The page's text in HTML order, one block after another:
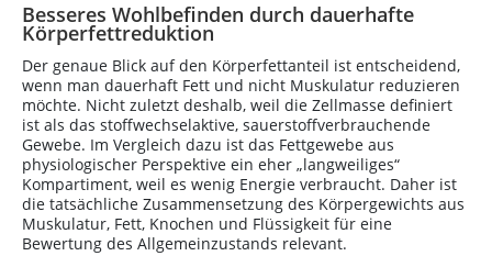
Besseres Wohlbefinden durch dauerhafte
Körperfettreduktion
Der genaue Blick auf den Körperfettanteil ist entscheidend,
wenn man dauerhaft Fett und nicht Muskulatur reduzieren
möchte. Nicht zuletzt deshalb, weil die Zellmasse definiert
ist als das stoffwechselaktive, sauerstoffverbrauchende
Gewebe. Im Vergleich dazu ist das Fettgewebe aus
physiologischer Perspektive ein eher „langweiliges“
Kompartiment, weil es wenig Energie verbraucht. Daher ist
die tatsächliche Zusammensetzung des Körpergewichts aus
Muskulatur, Fett, Knochen und Flüssigkeit für eine
Bewertung des Allgemeinzustands relevant.